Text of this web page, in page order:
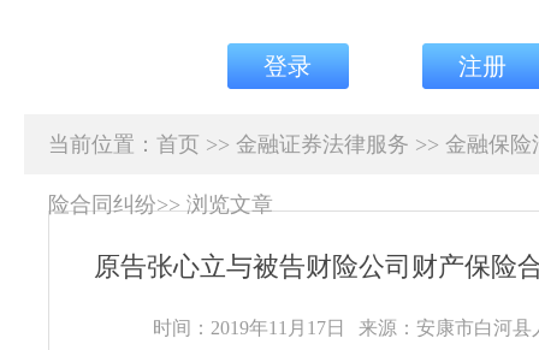
登录 注册
当前位置： 首页 >> 金融证券法律服务 >> 金融保险
险合同纠纷>>浏览文章
原告张心立与被告财险公司财产保险
时间：2019年11月17日
来源：安康市白河